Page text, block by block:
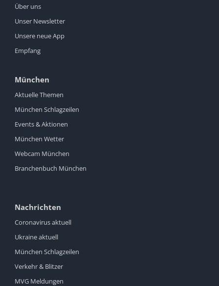
Über uns
Unser Newsletter
Unsere neue App
Empfang
München
Aktuelle Themen
München Schlagzeilen
Events & Aktionen
München Wetter
Webcam München
Branchenbuch München
Nachrichten
Coronavirus aktuell
Ukraine aktuell
München Schlagzeilen
Verkehr & Blitzer
MVG Meldungen